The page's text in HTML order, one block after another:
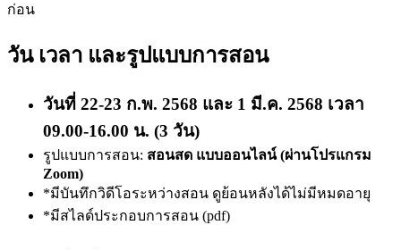
ก่อน
วัน เวลา และรูปแบบการสอน
วันที่ 22-23 ก.พ. 2568 และ 1 มี.ค. 2568 เวลา
09.00-16.00 น. (3 วัน)
รูปแบบการสอน: สอนสด แบบออนไลน์ (ผ่านโปรแกรม
Zoom)
*มีบันทึกวิดีโอระหว่างสอน ดูย้อนหลังได้ไม่มีหมดอายุ
*มีสไลด์ประกอบการสอน (pdf)